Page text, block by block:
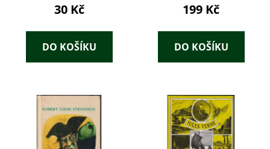
30 Kč
DO KOŠÍKU
199 Kč
DO KOŠÍKU